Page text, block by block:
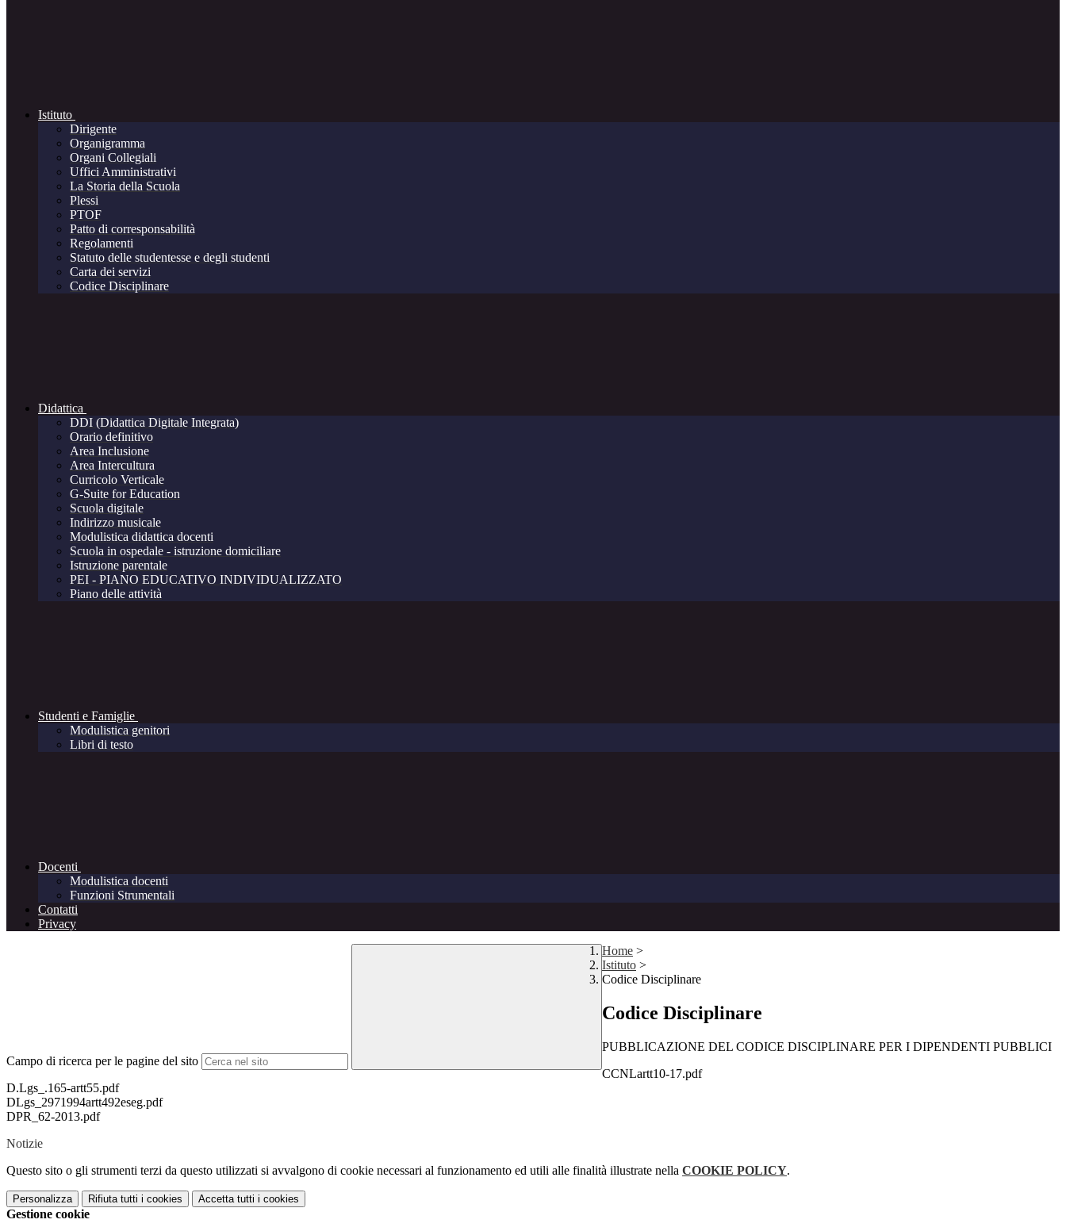
Istituto
Dirigente
Organigramma
Organi Collegiali
Uffici Amministrativi
La Storia della Scuola
Plessi
PTOF
Patto di corresponsabilità
Regolamenti
Statuto delle studentesse e degli studenti
Carta dei servizi
Codice Disciplinare
Didattica
DDI (Didattica Digitale Integrata)
Orario definitivo
Area Inclusione
Area Intercultura
Curricolo Verticale
G-Suite for Education
Scuola digitale
Indirizzo musicale
Modulistica didattica docenti
Scuola in ospedale - istruzione domiciliare
Istruzione parentale
PEI - PIANO EDUCATIVO INDIVIDUALIZZATO
Piano delle attività
Studenti e Famiglie
Modulistica genitori
Libri di testo
Docenti
Modulistica docenti
Funzioni Strumentali
Contatti
Privacy
Campo di ricerca per le pagine del sito
Home >
Istituto >
Codice Disciplinare
Codice Disciplinare
PUBBLICAZIONE DEL CODICE DISCIPLINARE PER I DIPENDENTI PUBBLICI
CCNLartt10-17.pdf
D.Lgs_.165-artt55.pdf
DLgs_2971994artt492eseg.pdf
DPR_62-2013.pdf
Notizie
Questo sito o gli strumenti terzi da questo utilizzati si avvalgono di cookie necessari al funzionamento ed utili alle finalità illustrate nella COOKIE POLICY.
Personalizza Rifiuta tutti i cookies Accetta tutti i cookies
Gestione cookie